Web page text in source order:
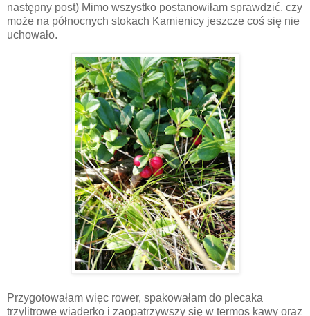
następny post) Mimo wszystko postanowiłam sprawdzić, czy
może na północnych stokach Kamienicy jeszcze coś się nie
uchowało.
Przygotowałam więc rower, spakowałam do plecaka
trzylitrowe wiaderko i zaopatrzywszy się w termos kawy oraz